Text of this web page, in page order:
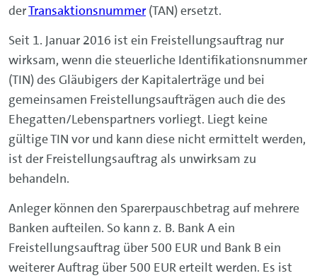
derTransaktionsnummer (TAN) ersetzt.
Seit 1. Januar 2016 ist ein Freistellungsauftrag nur
wirksam, wenn die steuerliche Identifikationsnummer
(TIN) des Gläubigers der Kapitalerträge und bei
gemeinsamen Freistellungsaufträgen auch die des
Ehegatten/Lebenspartners vorliegt. Liegt keine
gültige TIN vor und kann diese nicht ermittelt werden,
ist der Freistellungsauftrag als unwirksam zu
behandeln.
Anleger können den Sparerpauschbetrag auf mehrere
Banken aufteilen. So kann z. B. Bank A ein
Freistellungsauftrag über 500 EUR und Bank B ein
weiterer Auftrag über 500 EUR erteilt werden. Es ist